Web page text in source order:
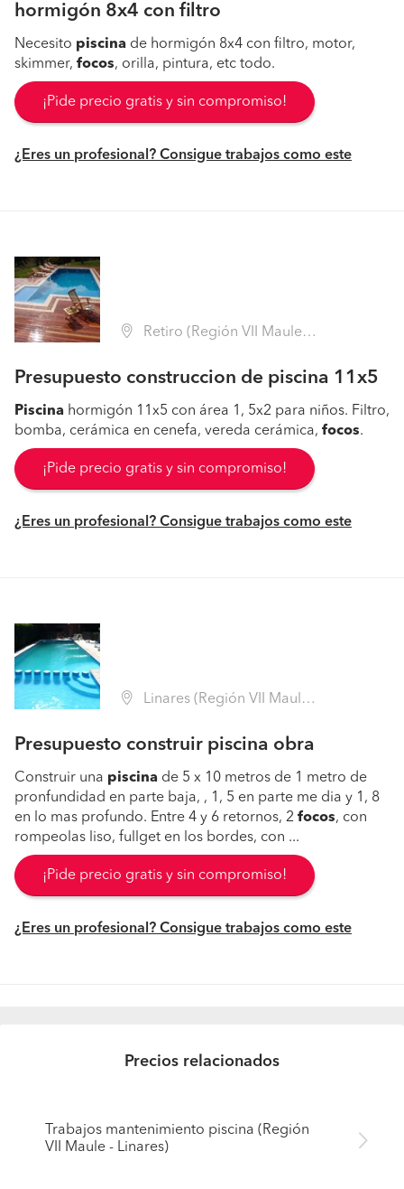
hormigón 8x4 con filtro
Necesito piscina de hormigón 8x4 con filtro, motor,
skimmer, focos, orilla, pintura, etc todo.
¡Pide precio gratis y sin compromiso!
¿Eres un profesional? Consigue trabajos como este
Retiro (Región VII Maule - Linares)
Presupuesto construccion de piscina 11x5
Piscina hormigón 11x5 con área 1, 5x2 para niños. Filtro,
bomba, cerámica en cenefa, vereda cerámica, focos.
¡Pide precio gratis y sin compromiso!
¿Eres un profesional? Consigue trabajos como este
Linares (Región VII Maule - Linares)
Presupuesto construir piscina obra
Construir una piscina de 5 x 10 metros de 1 metro de
pronfundidad en parte baja, , 1, 5 en parte me dia y 1, 8
en lo mas profundo. Entre 4 y 6 retornos, 2 focos, con
rompeolas liso, fullget en los bordes, con ...
¡Pide precio gratis y sin compromiso!
¿Eres un profesional? Consigue trabajos como este
Precios relacionados
Trabajos mantenimiento piscina (Región
VII Maule - Linares)